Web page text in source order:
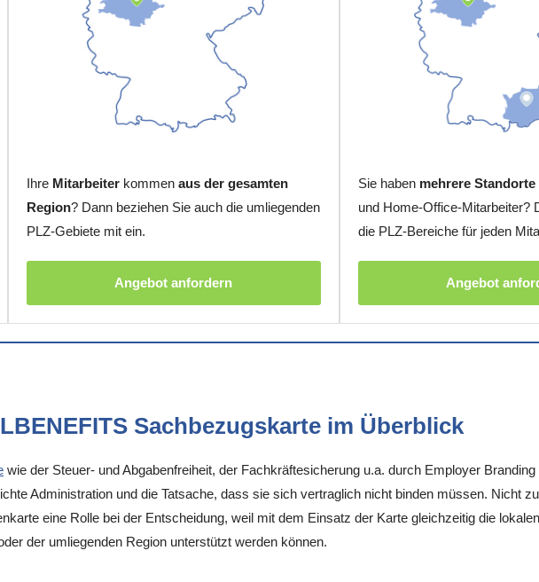
Ihre Mitarbeiter kommenaus der gesamten
Region? Dann beziehen Sie auch die umliegenden
PLZ-Gebiete mit ein.
Angebot anfordern
Sie haben mehrere Standorte
und Home-Office-Mitarbeiter?
die PLZ-Bereiche für jeden
Angebot
Sachbezugskarte im Überblick
wie der Steuer- und Abgabenfreiheit, der Fachkräftesicherung u.a. durch Employer Branding
Administration und die Tatsache, dass sie sich vertraglich nicht binden müssen. Nicht
eine Rolle bei der Entscheidung, weil mit dem Einsatz der Karte gleichzeitig die
der umliegenden Region unterstützt werden können.